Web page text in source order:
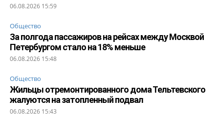
06.08.2026 15:59
Общество
За полгода пассажиров на рейсах между Москвой
Петербургом стало на 18% меньше
06.08.2026 15:48
Общество
Жильцы отремонтированного дома Тельтевского
жалуются на затопленный подвал
06.08.2026 15:43